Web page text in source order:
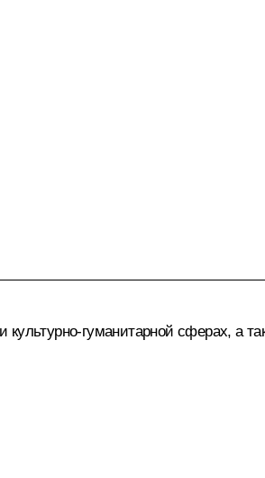
культурно-гуманитарной сферах, а